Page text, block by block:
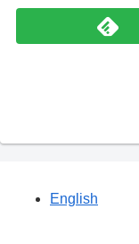
English